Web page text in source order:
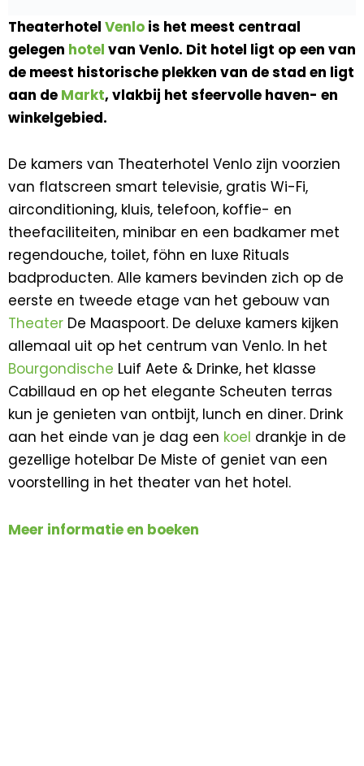
Theaterhotel Venlo is het meest centraal
gelegen hotel van Venlo. Dit hotel ligt op een van
de meest historische plekken van de stad en ligt
aan de Markt, vlakbij het sfeervolle haven- en
winkelgebied.
De kamers van Theaterhotel Venlo zijn voorzien
van flatscreen smart televisie, gratis Wi-Fi,
airconditioning, kluis, telefoon, koffie- en
theefaciliteiten, minibar en een badkamer met
regendouche, toilet, föhn en luxe Rituals
badproducten. Alle kamers bevinden zich op de
eerste en tweede etage van het gebouw van
Theater De Maaspoort. De deluxe kamers kijken
allemaal uit op het centrum van Venlo. In het
Bourgondische Luif Aete & Drinke, het klasse
Cabillaud en op het elegante Scheuten terras
kun je genieten van ontbijt, lunch en diner. Drink
aan het einde van je dag een koel drankje in de
gezellige hotelbar De Miste of geniet van een
voorstelling in het theater van het hotel.
Meer informatie en boeken